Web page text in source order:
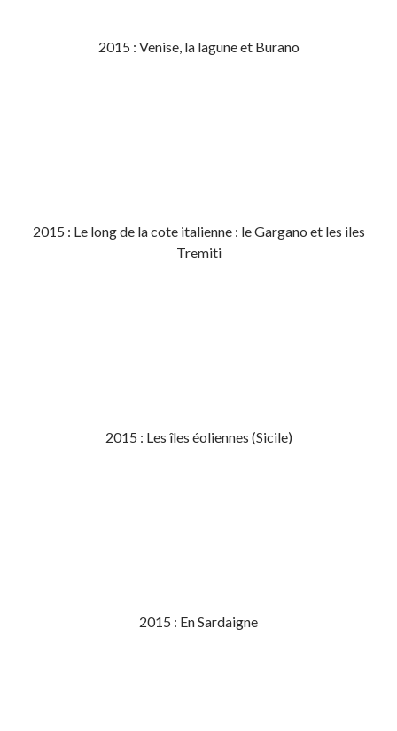
2015 : Venise, la lagune et Burano
2015 : Le long de la cote italienne : le Gargano et les iles
Tremiti
2015 : Les îles éoliennes (Sicile)
2015 : En Sardaigne